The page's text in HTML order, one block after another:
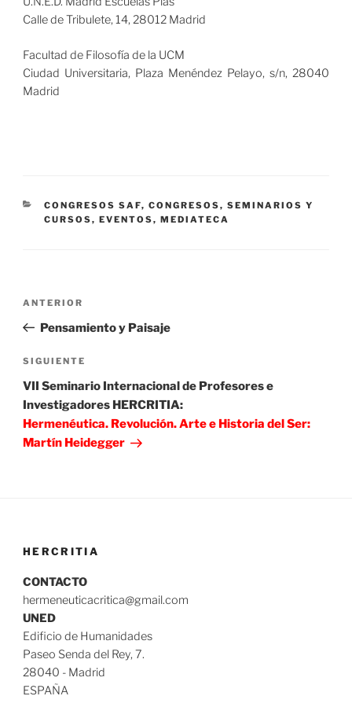
Calle de Tribulete, 14, 28012 Madrid
Facultad de Filosofía de la UCM
Ciudad Universitaria, Plaza Menéndez Pelayo, s/n, 28040
Madrid
CATEGORÍAS
CONGRESOS SAF,CONGRESOS, SEMINARIOS Y
CURSOS,EVENTOS,MEDIATECA
Navegación
entradas
Entrada
anterior:
ANTERIOR
Pensamiento y Paisaje
Siguiente
entrada
SIGUIENTE
VII Seminario Internacional de Profesores e
Investigadores HERCRITIA:
Hermenéutica. Revolución. Arte e Historia del Ser:
Martín Heidegger
HERCRITIA
CONTACTO
hermeneuticacritica@gmail.com
UNED
Edificio de Humanidades
Paseo Senda del Rey, 7.
28040 - Madrid
ESPAÑA